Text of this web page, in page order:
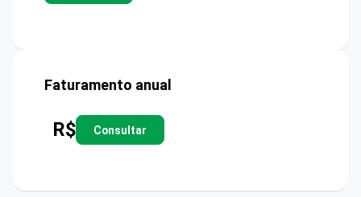
Faturamento anual
R$ Consultar